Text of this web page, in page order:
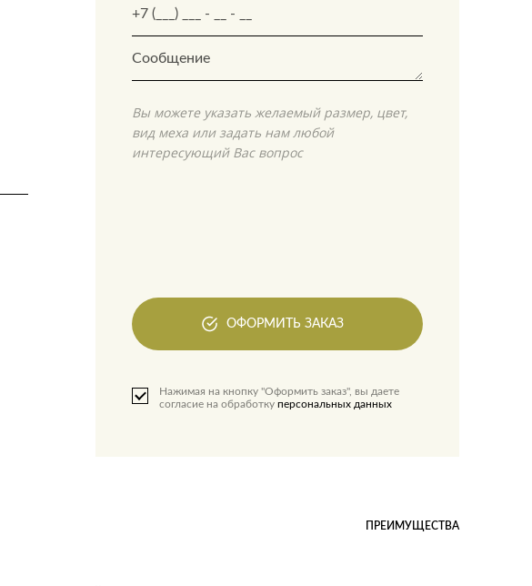
Вы можете указать желаемый размер, цвет,
вид меха или задать нам любой
интересующий Вас вопрос
ОФОРМИТЬ ЗАКАЗ
Нажимая на кнопку "Оформить заказ", вы даете
согласие на обработку персональных данных
ПРЕИМУЩЕСТВА